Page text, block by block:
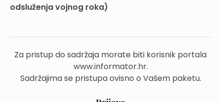
odsluženja vojnog roka)
Za pristup do sadržaja morate biti korisnik portala
www.informator.hr.
Sadržajima se pristupa ovisno o Vašem paketu.